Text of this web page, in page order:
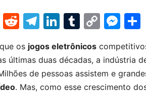
R
d
di
t
T
e
gr
a
Li
k
e
dI
T
m
bl
r
C
p
y
Li
M
s
s
e
S
os jogos eletrônicos
últimas duas décadas, a indústria
de pessoas assistem e
. Mas, como esse crescimento